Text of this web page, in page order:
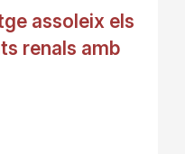
assoleix els
renals amb